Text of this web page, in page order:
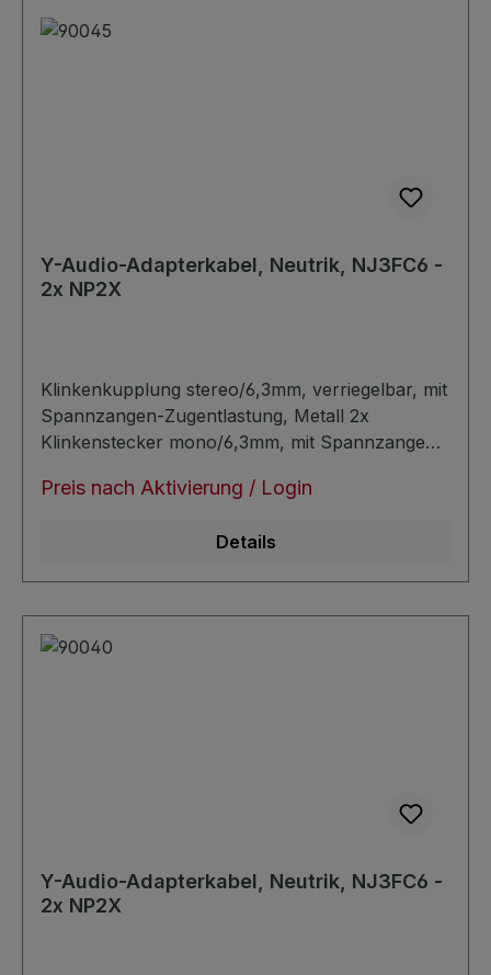
Y-Audio-Adapterkabel, Neutrik, NJ3FC6 -
2x NP2X
Klinkenkupplung stereo/6,3mm, verriegelbar, mit
Spannzangen-Zugentlastung, Metall 2x
Klinkenstecker mono/6,3mm, mit Spannzangen-
Flachkabel: ca. 7,8 x 3,8mm symmetrisch sehr
Preis nach Aktivierung / Login
Details
Y-Audio-Adapterkabel, Neutrik, NJ3FC6 -
2x NP2X